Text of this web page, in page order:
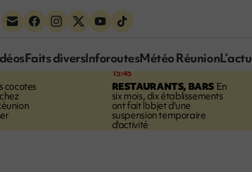
Faits diversInforoutesMétéo Réunion
cocotes
15:45
RESTAURANTS, BARS En
six mois, dix établissements
ont fait l'objet d'une
suspension temporaire
d'activité